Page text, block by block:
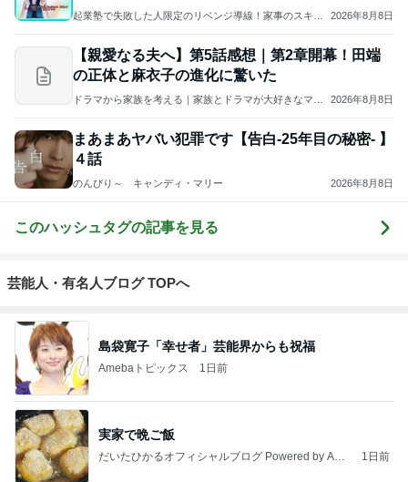
起業塾で失敗した人限定のリベンジ導線！家事のスキマ1
2026年8月8日
【親愛なる夫へ】第5話感想｜第2章開幕！田端
の正体と麻衣子の進化に驚いた
ドラマから家族を考える｜家族とドラマが大好きなママ
2026年8月8日
まあまあヤバい犯罪です【告白-25年目の秘密- 】
４話
のんびり～ キャンディ・マリー 2026年8月8日
このハッシュタグの記事を見る
芸能人・有名人ブログ TOPへ
島袋寛子「幸せ者」芸能界からも祝福
Amebaトピックス 1日前
実家で晩ご飯
だいたひかるオフィシャルブログ Powered by Ame
1日前